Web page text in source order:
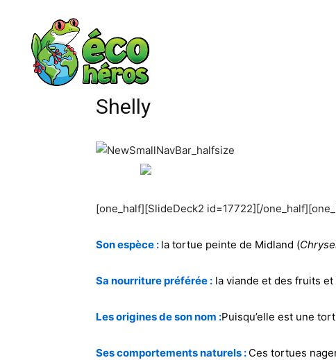
Shelly
[one_half][SlideDeck2 id=17722][/
Son espèce : la tortue peinte de Midland (
Sa nourriture préférée : la viande et des fruits
Les origines de son nom :Puisqu’elle est une
Ses comportements naturels : Ces tortues